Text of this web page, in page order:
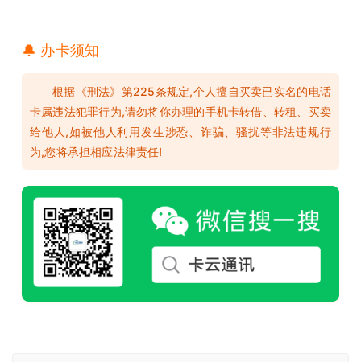
🔔 办卡须知
根据《刑法》第225条规定,个人擅自买卖已实名的电话
卡属违法犯罪行为,请勿将你办理的手机卡转借、转租、买卖
给他人,如被他人利用发生涉恐、诈骗、骚扰等非法违规行
为,您将承担相应法律责任!